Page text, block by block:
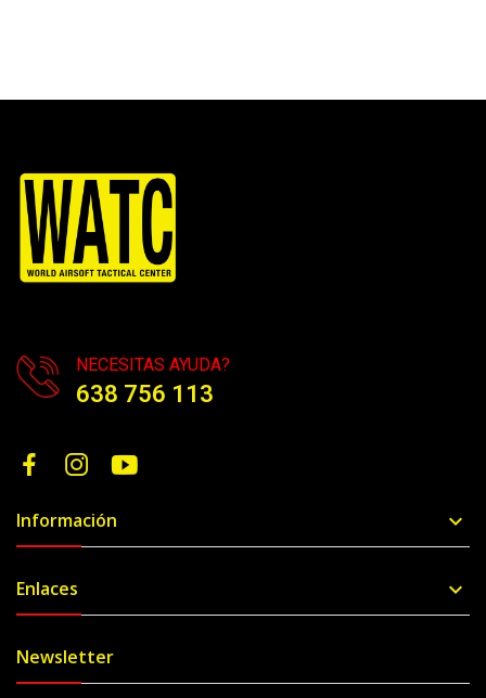
NECESITAS AYUDA?
638 756 113
Información 
Enlaces 
Newsletter